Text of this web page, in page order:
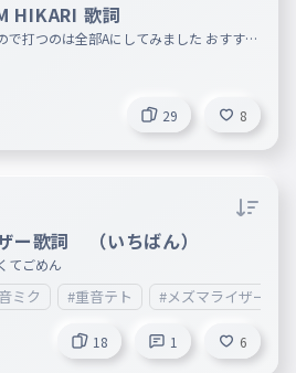
MONTAGEM HIKARI 歌詞
で打つのは全部Aにしてみました おすすめ
終わったら次進むっていうのもいいと思い
29 8
ー歌詞 （いちばん）
てごめん
ミク #重音テト #メズマライザー
18 1 6